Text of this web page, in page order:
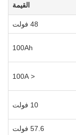
القيمة
48 فولت
100Ah
< 100A
10 فولت
57.6 فولت